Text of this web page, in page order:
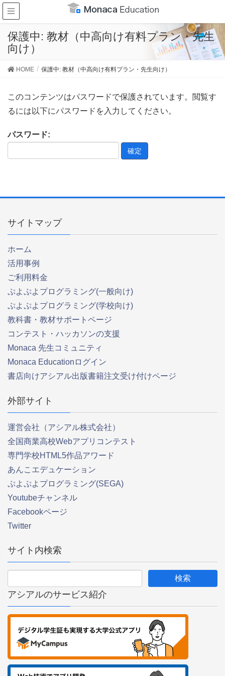
保護中: 教材（中高向け有料プラン・先生
向け）
HOME 保護中: 教材（中高向け有料プラン・先生向け）
このコンテンツはパスワードで保護されています。閲覧す
るには以下にパスワードを入力してください。
パスワード:
サイトマップ
ホーム
活用事例
ご利用料金
ぷよぷよプログラミング(一般向け)
ぷよぷよプログラミング(学校向け)
教科書・教材サポートページ
コンテスト・ハッカソンの支援
Monaca 先生コミュニティ
Monaca Educationログイン
書店向けアシアル出版書籍注文受け付けページ
外部サイト
運営会社（アシアル株式会社）
全国商業高校Webアプリコンテスト
専門学校HTML5作品アワード
あんこエデュケーション
ぷよぷよプログラミング(SEGA)
Youtubeチャンネル
Facebookページ
Twitter
サイト内検索
アシアルのサービス紹介